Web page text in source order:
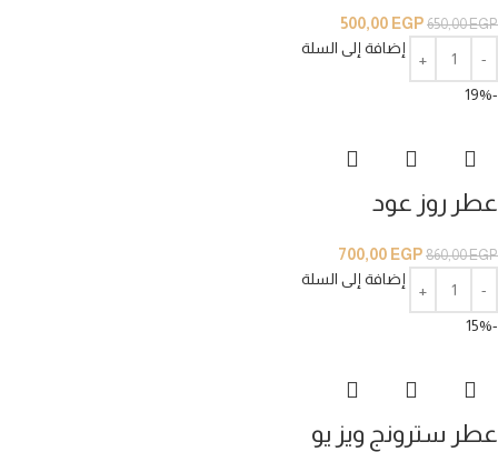
650,00EGP
500,00 EGP
إضافة إلى السلة
-19%
عطر روز عود
860,00EGP
700,00 EGP
إضافة إلى السلة
-15%
عطر سترونج ويز يو